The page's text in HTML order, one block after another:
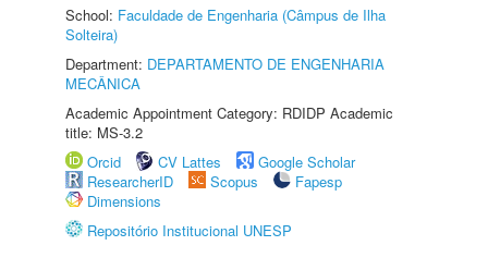
School: Faculdade de Engenharia (Câmpus de Ilha
Solteira)
Department: DEPARTAMENTO DE ENGENHARIA
MECÂNICA
Academic Appointment Category: RDIDP Academic
title: MS-3.2
Orcid
CV Lattes
Google Scholar
ResearcherID
Scopus
Fapesp
Dimensions
Repositório Institucional UNESP